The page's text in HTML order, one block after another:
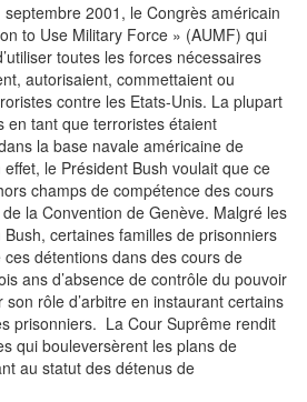
2001, le Congrès américain
to Use Military Force » (AUMF) qui
toutes les forces nécessaires
autorisaient, commettaient ou
contre les Etats-Unis. La plupart
en tant que terroristes étaient
la base navale américaine de
le Président Bush voulait que ce
champs de compétence des cours
la Convention de Genève. Malgré les
Bush, certaines familles de prisonniers
détentions dans des cours de
ans d’absence de contrôle du pouvoir
rôle d’arbitre en instaurant certains
prisonniers. La Cour Suprême rendit
qui bouleversèrent les plans de
au statut des détenus de